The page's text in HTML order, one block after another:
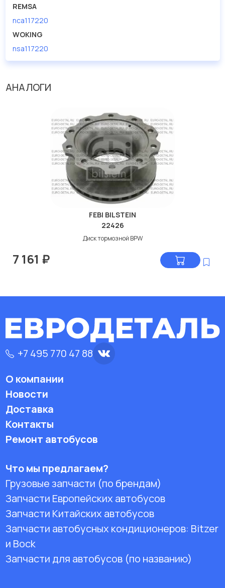
REMSA
nca117220
WOKING
nsa117220
АНАЛОГИ
FEBI BILSTEIN
22426
Диск тормозной BPW
7 161 ₽
+7 495 770 47 88
О компании
Новости
Доставка
Контакты
Ремонт автобусов
Что мы предлагаем?
Грузовые запчасти (по брендам)
Запчасти Европейских автобусов
Запчасти Китайских автобусов
Запчасти автобусных кондиционеров: Bitzer
и Bock
Запчасти для автобусов (по названию)